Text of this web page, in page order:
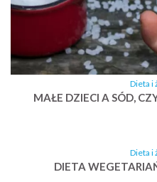
Dieta i
MAŁE DZIECI A SÓD,
Dieta i
DIETA